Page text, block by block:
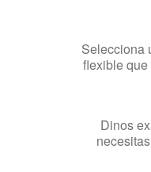
Selecciona
flexible
Dinos